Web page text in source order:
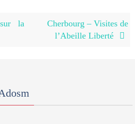
la
Cherbourg – Visites de
l’Abeille Liberté